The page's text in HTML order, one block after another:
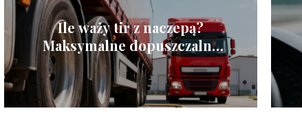
Ile waży tir z naczepą?
Maksymalne dopuszczalne
ciężary